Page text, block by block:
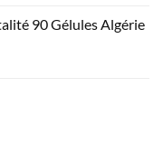
90 Gélules Algérie